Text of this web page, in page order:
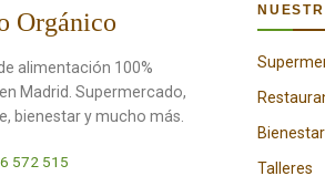
Orgánico
alimentación 100%
Madrid. Supermercado,
bienestar y mucho más.
572 515
Bienestar
Talleres